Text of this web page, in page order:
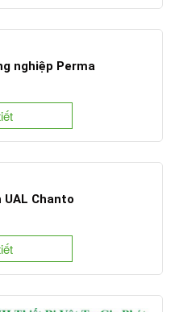
nghiệp Perma
Chanto